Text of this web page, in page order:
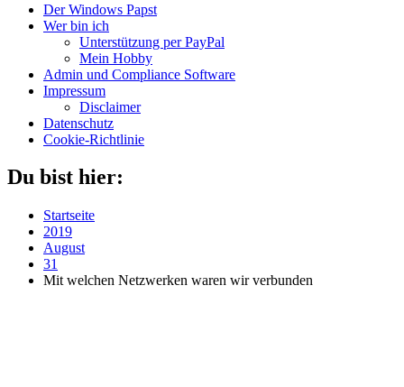
Der Windows Papst
Wer bin ich
Unterstützung per PayPal
Mein Hobby
Admin und Compliance Software
Impressum
Disclaimer
Datenschutz
Cookie-Richtlinie
Du bist hier:
Startseite
2019
August
31
Mit welchen Netzwerken waren wir verbunden